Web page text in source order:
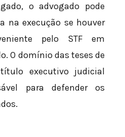
o advogado pode
na execução se houver
pelo STF em
O domínio das teses de
executivo judicial
para defender os